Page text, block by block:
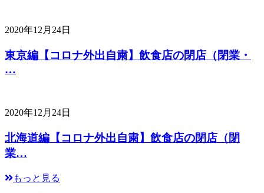
2020年12月24日
東京編【コロナ外出自粛】飲食店の閉店（閉業・
…
2020年12月24日
北海道編【コロナ外出自粛】飲食店の閉店（閉
業…
もっと見る